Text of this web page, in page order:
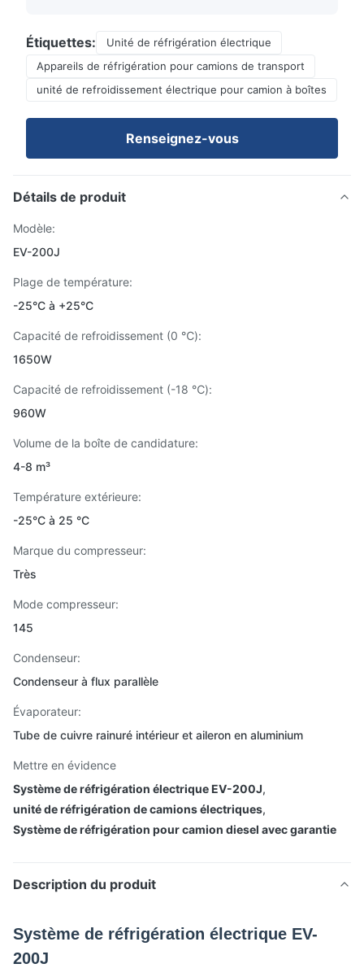
Étiquettes:
Unité de réfrigération électrique
Appareils de réfrigération pour camions de transport
unité de refroidissement électrique pour camion à boîtes
Renseignez-vous
Détails de produit
Modèle:
EV-200J
Plage de température:
-25°C à +25°C
Capacité de refroidissement (0 ℃):
1650W
Capacité de refroidissement (-18 ℃):
960W
Volume de la boîte de candidature:
4-8 m³
Température extérieure:
-25°C à 25 °C
Marque du compresseur:
Très
Mode compresseur:
145
Condenseur:
Condenseur à flux parallèle
Évaporateur:
Tube de cuivre rainuré intérieur et aileron en aluminium
Mettre en évidence
Système de réfrigération électrique EV-200J,
unité de réfrigération de camions électriques,
Système de réfrigération pour camion diesel avec garantie
Description du produit
Système de réfrigération électrique EV-
200J